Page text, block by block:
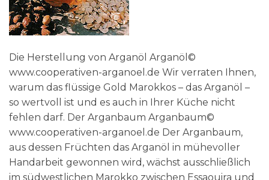
Die Herstellung von Arganöl Arganöl©
www.cooperativen-arganoel.de Wir verraten Ihnen,
warum das flüssige Gold Marokkos – das Arganöl –
so wertvoll ist und es auch in Ihrer Küche nicht
fehlen darf. Der Arganbaum Arganbaum©
www.cooperativen-arganoel.de Der Arganbaum,
aus dessen Früchten das Arganöl in mühevoller
Handarbeit gewonnen wird, wächst ausschließlich
im südwestlichen Marokko zwischen Essaouira und